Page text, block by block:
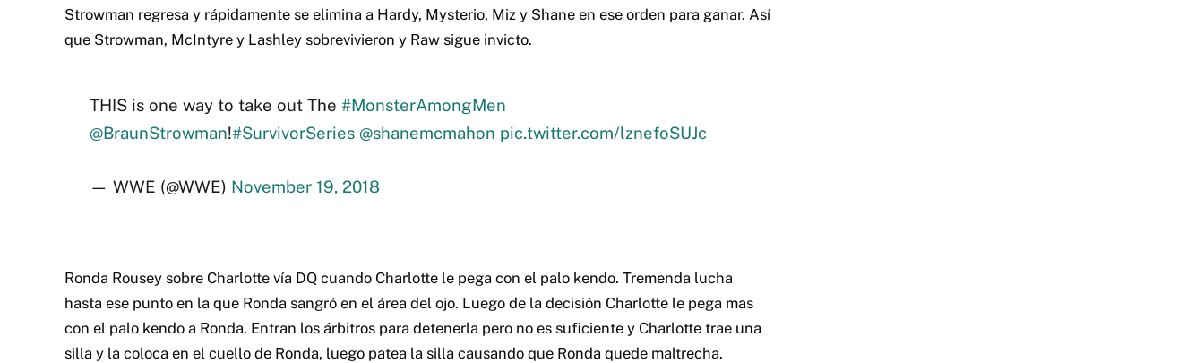
Strowman regresa y rápidamente se elimina a Hardy, Mysterio, Miz y Shane en ese orden para ganar. Así
que Strowman, McIntyre y Lashley sobrevivieron y Raw sigue invicto.
THIS is one way to take out The #MonsterAmongMen
@BraunStrowman!#SurvivorSeries @shanemcmahon pic.twitter.com/lznefoSUJc
— WWE (@WWE) November 19, 2018
Ronda Rousey sobre Charlotte vía DQ cuando Charlotte le pega con el palo kendo. Tremenda lucha
hasta ese punto en la que Ronda sangró en el área del ojo. Luego de la decisión Charlotte le pega mas
con el palo kendo a Ronda. Entran los árbitros para detenerla pero no es suficiente y Charlotte trae una
silla y la coloca en el cuello de Ronda, luego patea la silla causando que Ronda quede maltrecha.